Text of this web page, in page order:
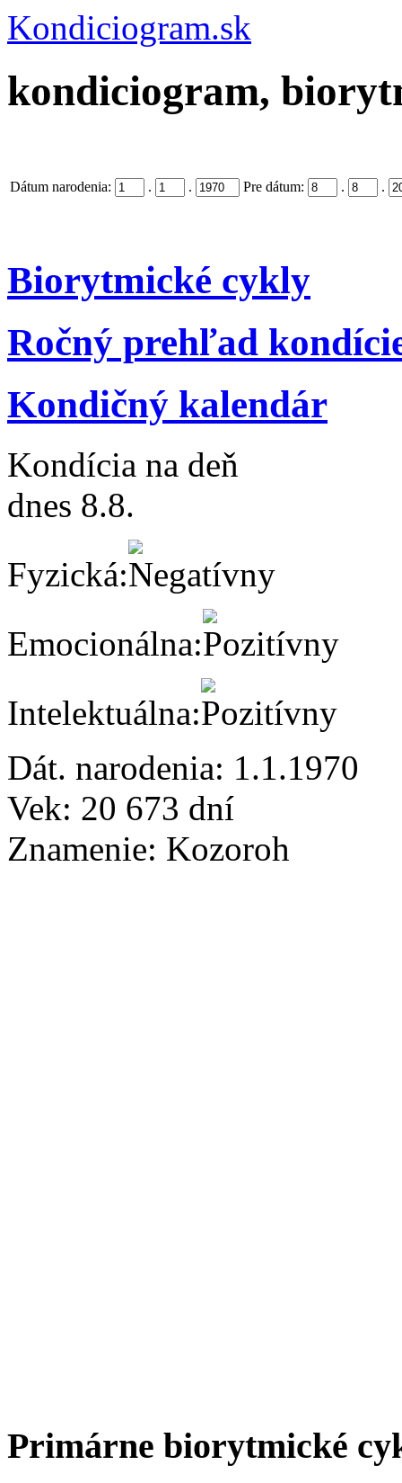
Kondiciogram.sk
kondiciogram,
Dátum narodenia: . . Pre dátum: . .
Biorytmické cykly
Ročný prehľad
Kondičný kalendár
Kondícia na deň
dnes 8.8.
Fyzická:
Emocionálna:
Intelektuálna:
Dát. narodenia: 1.1.1970
Vek: 20 673 dní
Znamenie: Kozoroh
Primárne biorytmické